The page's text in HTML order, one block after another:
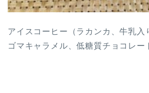
アイスコーヒー（ラカンカ、牛乳入
ゴマキャラメル、低糖質チョコレー